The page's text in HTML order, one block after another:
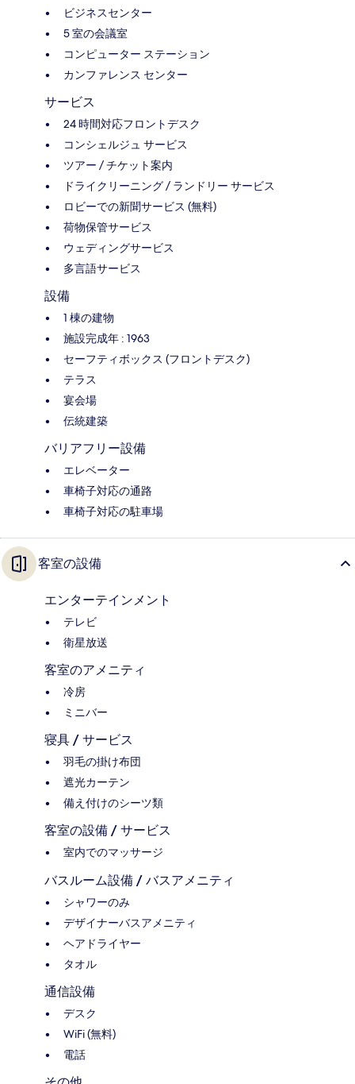
ビジネスセンター
5 室の会議室
コンピューター ステーション
カンファレンス センター
サービス
24 時間対応フロントデスク
コンシェルジュ サービス
ツアー / チケット案内
ドライクリーニング / ランドリー サービス
ロビーでの新聞サービス (無料)
荷物保管サービス
ウェディングサービス
多言語サービス
設備
1 棟の建物
施設完成年 : 1963
セーフティボックス (フロントデスク)
テラス
宴会場
伝統建築
バリアフリー設備
エレベーター
車椅子対応の通路
車椅子対応の駐車場
客室の設備
エンターテインメント
テレビ
衛星放送
客室のアメニティ
冷房
ミニバー
寝具 / サービス
羽毛の掛け布団
遮光カーテン
備え付けのシーツ類
客室の設備 / サービス
室内でのマッサージ
バスルーム設備 / バスアメニティ
シャワーのみ
デザイナーバスアメニティ
ヘアドライヤー
タオル
通信設備
デスク
WiFi (無料)
電話